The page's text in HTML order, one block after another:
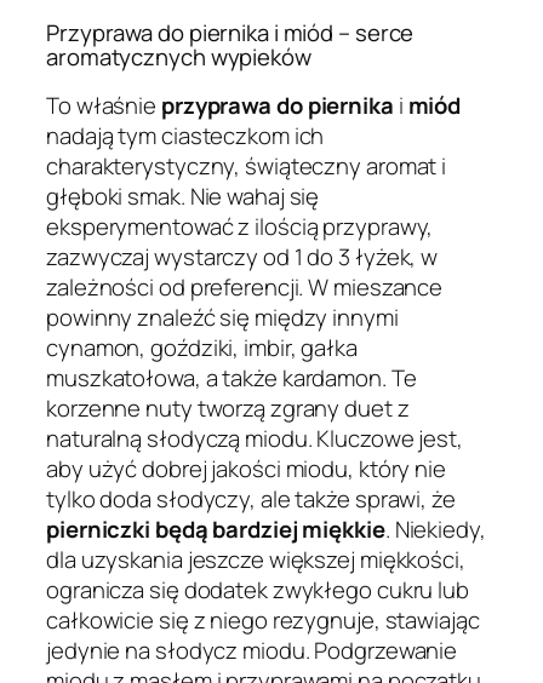
Przyprawa do piernika i miód – serce
aromatycznych wypieków
To właśnie przyprawa do piernika i miód
nadają tym ciasteczkom ich
charakterystyczny, świąteczny aromat i
głęboki smak. Nie wahaj się
eksperymentować z ilością przyprawy,
zazwyczaj wystarczy od 1 do 3 łyżek, w
zależności od preferencji. W mieszance
powinny znaleźć się między innymi
cynamon, goździki, imbir, gałka
muszkatołowa, a także kardamon. Te
korzenne nuty tworzą zgrany duet z
naturalną słodyczą miodu. Kluczowe jest,
aby użyć dobrej jakości miodu, który nie
tylko doda słodyczy, ale także sprawi, że
pierniczki będą bardziej miękkie. Niekiedy,
dla uzyskania jeszcze większej miękkości,
ogranicza się dodatek zwykłego cukru lub
całkowicie się z niego rezygnuje, stawiając
jedynie na słodycz miodu. Podgrzewanie